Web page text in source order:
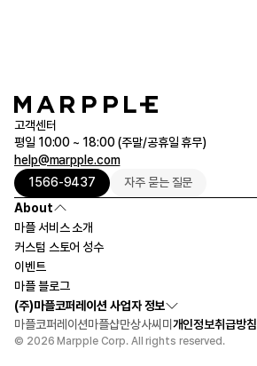
고객센터
평일 10:00 ~ 18:00 (주말/공휴일 휴무)
help@marpple.com
1566-9437
자주 묻는 질문
About
마플 서비스 소개
커스텀 스토어 성수
이벤트
마플 블로그
(주)마플코퍼레이션 사업자 정보
마플코퍼레이션마플샵만상사씨미 개인정보취급방침
© 2026 Marpple Corp. All rights reserved.